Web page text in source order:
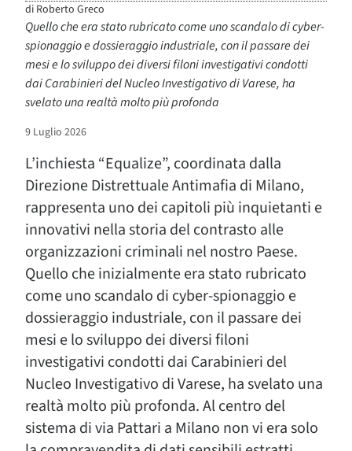
di Roberto Greco
Quello che era stato rubricato come uno scandalo di cyber-
spionaggio e dossieraggio industriale, con il passare dei
mesi e lo sviluppo dei diversi filoni investigativi condotti
dai Carabinieri del Nucleo Investigativo di Varese, ha
svelato una realtà molto più profonda
9 Luglio 2026
L’inchiesta “Equalize”, coordinata dalla
Direzione Distrettuale Antimafia di Milano,
rappresenta uno dei capitoli più inquietanti e
innovativi nella storia del contrasto alle
organizzazioni criminali nel nostro Paese.
Quello che inizialmente era stato rubricato
come uno scandalo di cyber-spionaggio e
dossieraggio industriale, con il passare dei
mesi e lo sviluppo dei diversi filoni
investigativi condotti dai Carabinieri del
Nucleo Investigativo di Varese, ha svelato una
realtà molto più profonda. Al centro del
sistema di via Pattari a Milano non vi era solo